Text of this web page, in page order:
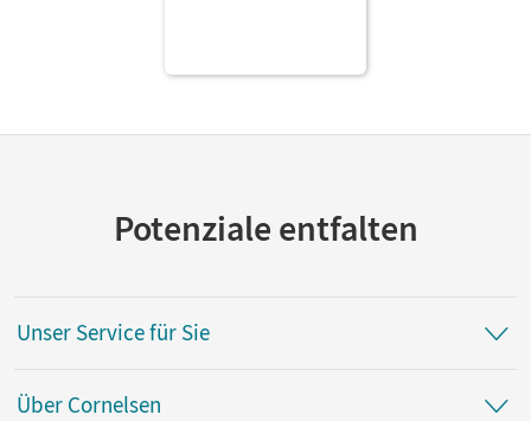
Potenziale entfalten
Unser Service für Sie
Über Cornelsen